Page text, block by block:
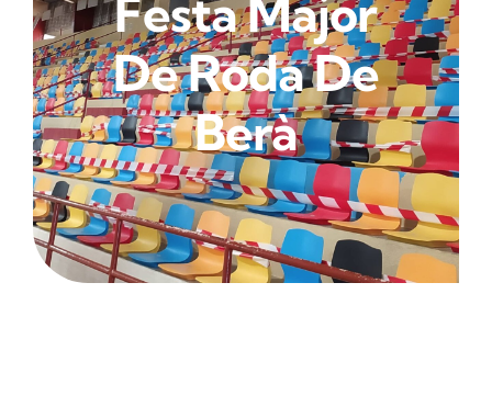
Festa Major
De Roda De
Berà